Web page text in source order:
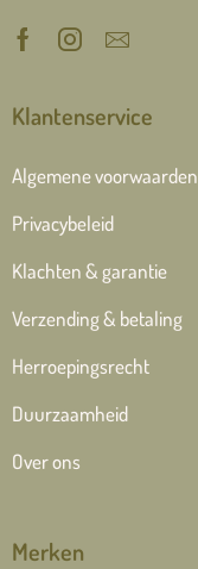
Klantenservice
Algemene voorwaarden
Privacybeleid
Klachten & garantie
Verzending & betaling
Herroepingsrecht
Duurzaamheid
Over ons
Merken